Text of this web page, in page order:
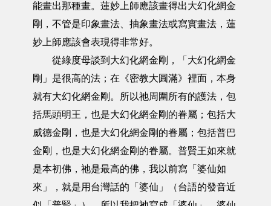
能畫出那種畫。蓮妙上師應該畫得出大幻化網金
剛，不管是印象畫法、抽象畫法或寫實畫法，蓮
妙上師應該會表現得非常好。
從綠度母談到大幻化網金剛，「大幻化網金
剛」是很高的法；在《密教大圓滿》裡面，本身
就有大幻化網金剛。所以祂周圍所有的護法，包
括馬頭明王，也是大幻化網金剛的眷屬；包括大
威德金剛，也是大幻化網金剛的眷屬；包括普巴
金剛，也是大幻化網金剛的眷屬。普賢王如來就
是本初佛，祂是最高的佛，我以前寫「婆仙如
來」，就是用台灣話的「婆仙」（台語的發音近